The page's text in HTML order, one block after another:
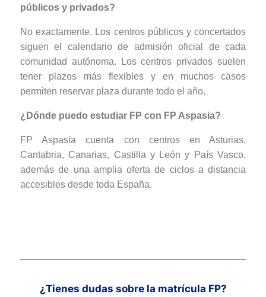
públicos y privados?
No exactamente. Los centros públicos y concertados
siguen el calendario de admisión oficial de cada
comunidad autónoma. Los centros privados suelen
tener plazos más flexibles y en muchos casos
permiten reservar plaza durante todo el año.
¿Dónde puedo estudiar FP con FP Aspasia?
FP Aspasia cuenta con centros en Asturias,
Cantabria, Canarias, Castilla y León y País Vasco,
además de una amplia oferta de ciclos a distancia
accesibles desde toda España.
¿Tienes dudas sobre la matrícula FP?